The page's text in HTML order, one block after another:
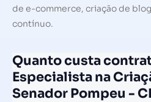
de e-commerce, criação de
contínuo.
Quanto custa
Especialista na
Senador Pompeu -